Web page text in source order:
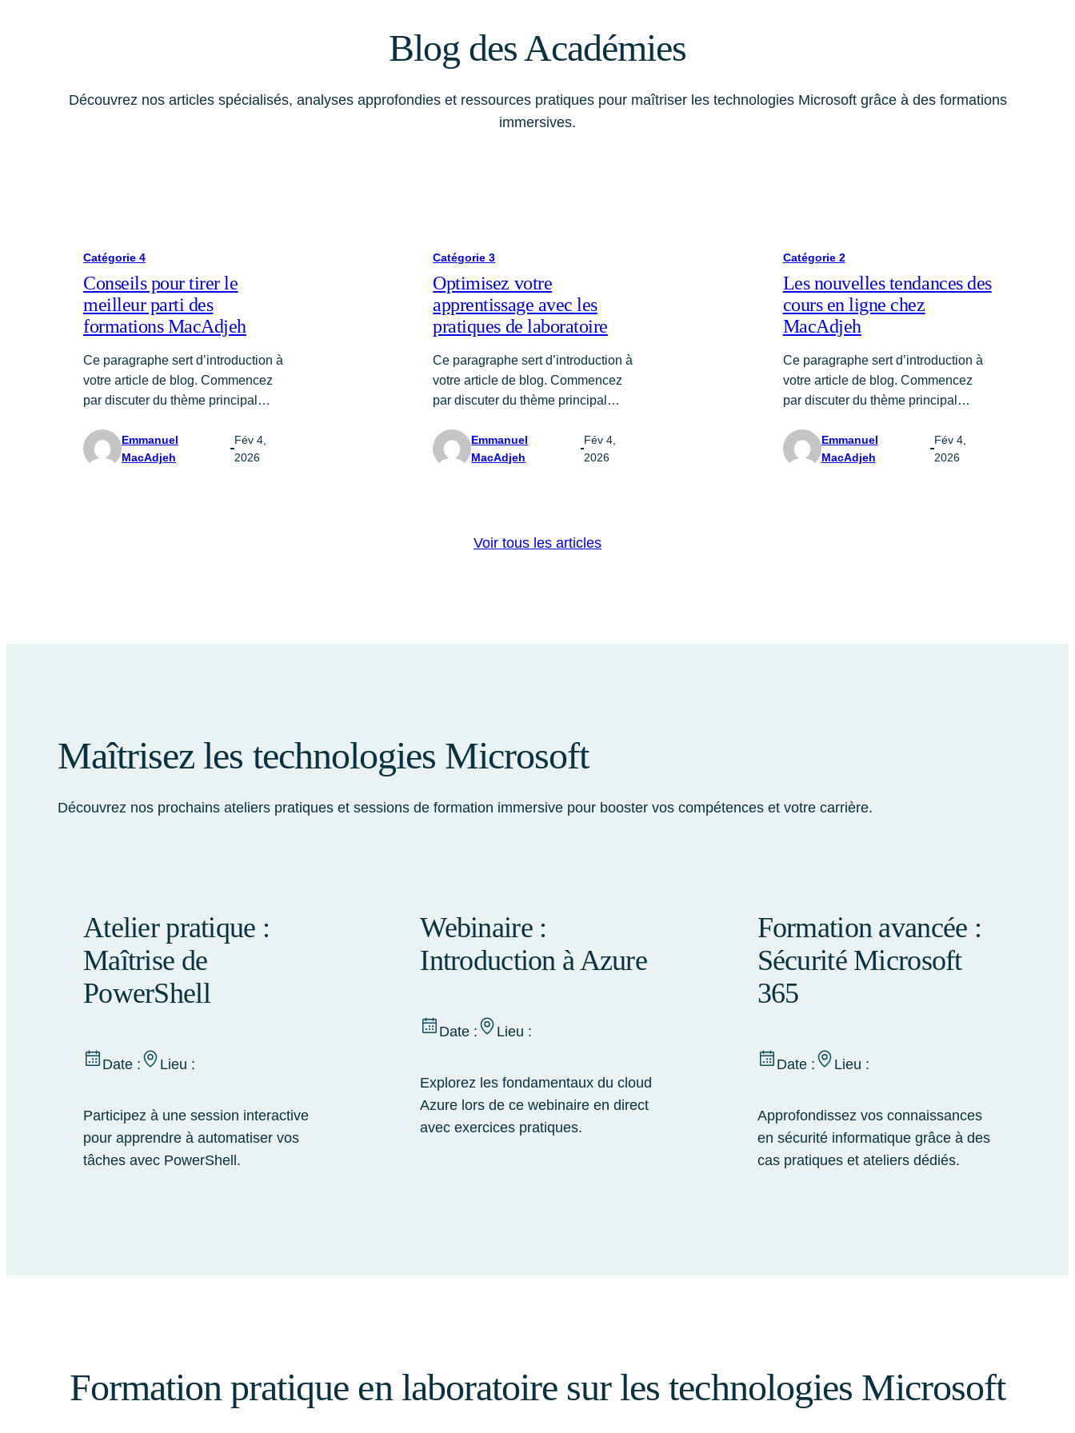
Blog des Académies
Découvrez nos articles spécialisés, analyses approfondies et ressources pratiques pour maîtriser les technologies Microsoft grâce à des formations
immersives.
Catégorie 4
Conseils pour tirer le
meilleur parti des
formations MacAdjeh
Ce paragraphe sert d’introduction à
votre article de blog. Commencez
par discuter du thème principal…
Emmanuel
MacAdjeh
Fév 4,
2026
Catégorie 3
Optimisez votre
apprentissage avec les
pratiques de laboratoire
Ce paragraphe sert d’introduction à
votre article de blog. Commencez
par discuter du thème principal…
Emmanuel
MacAdjeh
Fév 4,
2026
Catégorie 2
Les nouvelles tendances des
cours en ligne chez
MacAdjeh
Ce paragraphe sert d’introduction à
votre article de blog. Commencez
par discuter du thème principal…
Emmanuel
MacAdjeh
Fév 4,
2026
Voir tous les articles
Maîtrisez les technologies Microsoft
Découvrez nos prochains ateliers pratiques et sessions de formation immersive pour booster vos compétences et votre carrière.
Atelier pratique :
Maîtrise de
PowerShell
Date : Lieu :
Participez à une session interactive
pour apprendre à automatiser vos
tâches avec PowerShell.
Webinaire :
Introduction à Azure
Date : Lieu :
Explorez les fondamentaux du cloud
Azure lors de ce webinaire en direct
avec exercices pratiques.
Formation avancée :
Sécurité Microsoft
365
Date : Lieu :
Approfondissez vos connaissances
en sécurité informatique grâce à des
cas pratiques et ateliers dédiés.
Formation pratique en laboratoire sur les technologies Microsoft